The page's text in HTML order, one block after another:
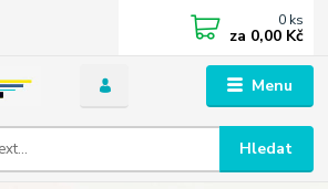
Menu
Hledat
0 ks
za 0,00 Kč